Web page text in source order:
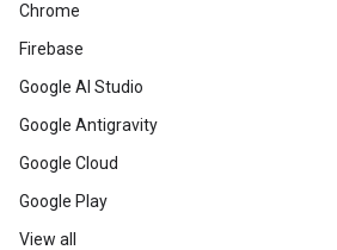
Chrome
Firebase
Google AI Studio
Google Antigravity
Google Cloud
Google Play
View all